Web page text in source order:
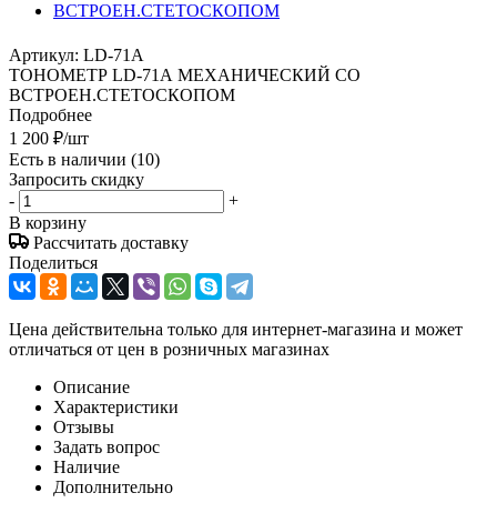
Артикул: LD-71А
ТОНОМЕТР LD-71А МЕХАНИЧЕСКИЙ СО
ВСТРОЕН.СТЕТОСКОПОМ
Подробнее
1 200 ₽/шт
Есть в наличии (10)
Запросить скидку
-
+
В корзину
Рассчитать доставку
Поделиться
Цена действительна только для интернет-магазина и может
отличаться от цен в розничных магазинах
Описание
Характеристики
Отзывы
Задать вопрос
Наличие
Дополнительно